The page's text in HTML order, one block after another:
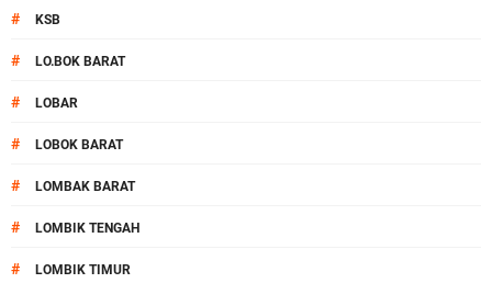
# KSB
# LO.BOK BARAT
# LOBAR
# LOBOK BARAT
# LOMBAK BARAT
# LOMBIK TENGAH
# LOMBIK TIMUR